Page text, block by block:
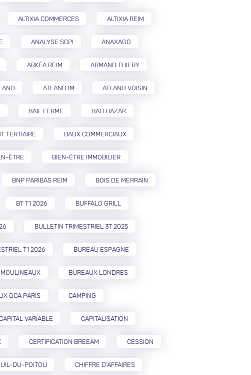
ALTIXIA COMMERCES ALTIXIA REIM
ANALYSE SCPI ANAXAGO
ARKÉA REIM ARMAND THIERY
ATLAND IM ATLAND VOISIN
BAIL FERME BALTHAZAR
TERTIAIRE BAUX COMMERCIAUX
ÊTRE BIEN-ÊTRE IMMOBILIER
BNP PARIBAS REIM BOIS DE MERRAIN
BT T1 2026 BUFFALO GRILL
BULLETIN TRIMESTRIEL 3T 2025
T1 2026 BUREAU ESPAGNE
BUREAUX LONDRES
QCA PARIS CAMPING
VARIABLE CAPITALISATION
CERTIFICATION BREEAM CESSION
DU-POITOU CHIFFRE D'AFFAIRES